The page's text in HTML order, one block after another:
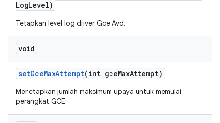
LogLevel)
Tetapkan level log driver Gce Avd.
void
setGceMaxAttempt(int gceMaxAttempt)
Menetapkan jumlah maksimum upaya untuk memulai
perangkat GCE